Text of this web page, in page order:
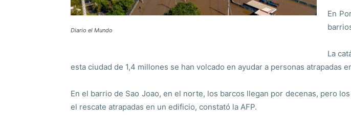
Diario el Mundo
En
La
esta ciudad de 1,4 millones se han volcado en ayudar a personas atrapadas
En el barrio de Sao Joao, en el norte, los barcos llegan por decenas, pero
el rescate atrapadas en un edificio, constató la AFP.